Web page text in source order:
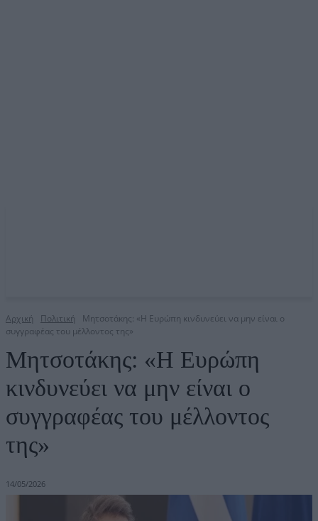
Αρχική Πολιτική
Μητσοτάκης: «Η Ευρώπη κινδυνεύει να μην είναι ο
συγγραφέας του μέλλοντος της»
Μητσοτάκης: «Η Ευρώπη
κινδυνεύει να μην είναι ο
συγγραφέας του μέλλοντος
της»
14/05/2026